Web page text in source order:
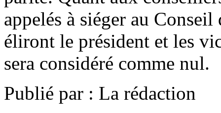
appelés à siéger au
éliront le président et les
sera considéré comme nul.
Publié par : La rédaction